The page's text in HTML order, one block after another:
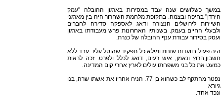
במשך כשלושים שנה עבד במסירות בארגון ההובלה "עמק
הירדן" בחיפה ובצמח. בתקופת מלחמת השחרור היה בין מארגני
השיירות לירושלים הנצורה ודאג לאספקה סדירה לחברים
ולבעלי החיים בעמק. בשנותיו האחרונות פרש ‏מעבודתו בארגון
ועסק בסידור עבודת ענף ההובלה של כנרת.‏
היה פעיל בוועדות שונות ומילא כל תפקיד שהוטל עליו. עבד ללא
חשבון,‏חרוץ ונאמן, איש רעים, דואג לכלל ולפרט. זכה לראות
כמעט את כל בני משפחתו עולים לארץ אחרי קום המדינה.‏
נפטר מהתקף לב כשהוא בן 77. הניח אחריו את אשתו שרה, בנו
גיורא
ונכד אחד.